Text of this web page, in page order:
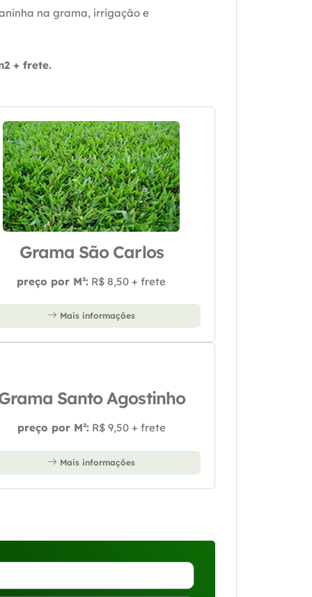
na grama, irrigação e
+ frete.
Grama São Carlos
preço por M²: R$ 8,50 + frete
Mais informações
Santo Agostinho
preço por M²: R$ 9,50 + frete
Mais informações